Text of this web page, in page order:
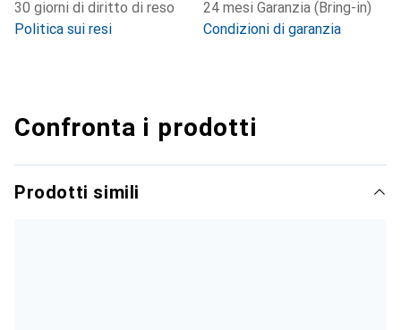
30 giorni di diritto di reso
Politica sui resi
24 mesi Garanzia (Bring-in)
Condizioni di garanzia
Confronta i prodotti
Prodotti simili